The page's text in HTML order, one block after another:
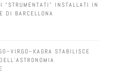
“STRUMENTATI” INSTALLATI IN
DI BARCELLONA
STABILISCE